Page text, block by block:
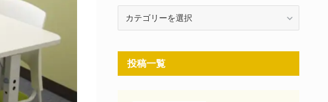
リ
投稿一覧